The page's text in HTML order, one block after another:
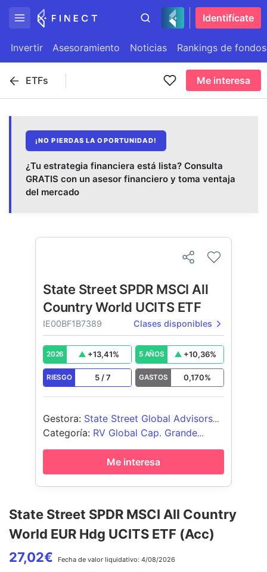
Identifícate
Invertir Asesoramiento Noticias Rankings de fondos
ETFs Me interesa
¡NO PIERDAS LA OPORTUNIDAD!
¿Tu estrategia financiera está lista? Consulta
GRATIS con un asesor financiero y toma ventaja
del mercado
State Street SPDR MSCI All Country
World EUR Hdg UCITS ETF (Acc)
27,02€ Fecha de valor liquidativo: 4/08/2026
State Street SPDR MSCI All
Country World UCITS ETF
IE00BF1B7389 Clases disponibles
2026 +13,41% 5 AÑOS +10,36%
RIESGO 5 /7 GASTOS 0,170%
Gestora: State Street Global Advisors
Europe Limited
Categoría: RV Global Cap. Grande
Blend
Me interesa